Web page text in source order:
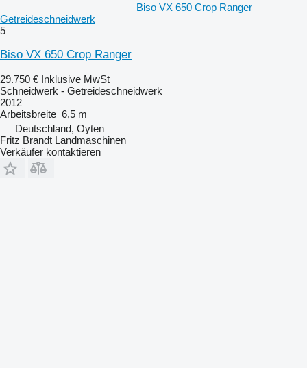
Biso VX 650 Crop Ranger
Getreideschneidwerk
5
Biso VX 650 Crop Ranger
29.750 € Inklusive MwSt
Schneidwerk - Getreideschneidwerk
2012
Arbeitsbreite 6,5 m
Deutschland, Oyten
Fritz Brandt Landmaschinen
Verkäufer kontaktieren